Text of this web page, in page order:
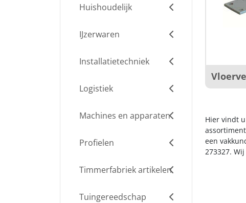
Huishoudelijk
IJzerwaren
Installatietechniek
Logistiek
Machines en apparaten
Profielen
Timmerfabriek artikelen
Tuingereedschap
Hier vindt
een
273327.